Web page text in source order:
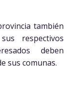
también
respectivos
deben
sus comunas.